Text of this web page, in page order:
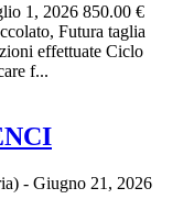
1, 2026 850.00 €
Futura taglia
effettuate Ciclo
f...
- Giugno 21, 2026